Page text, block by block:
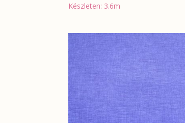
Készleten: 3.6m